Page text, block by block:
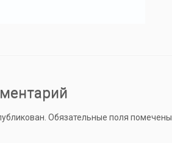
Обязательные поля помечены